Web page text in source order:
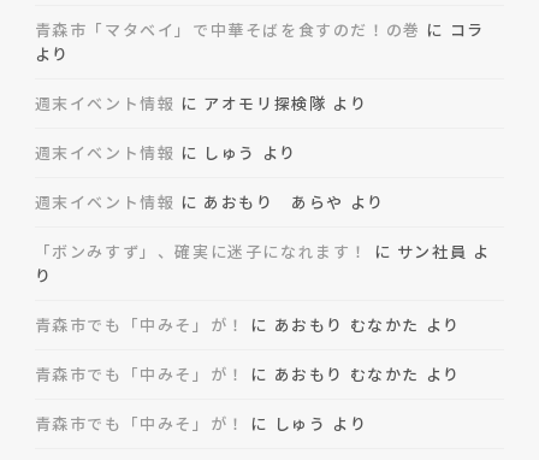
青森市「マタベイ」で中華そばを食すのだ！の巻 に コラ
より
週末イベント情報 に アオモリ探検隊 より
週末イベント情報 に しゅう より
週末イベント情報 に あおもり あらや より
「ボンみすず」、確実に迷子になれます！ に サン社員 よ
り
青森市でも「中みそ」が！ に あおもり むなかた より
青森市でも「中みそ」が！ に あおもり むなかた より
青森市でも「中みそ」が！ に しゅう より